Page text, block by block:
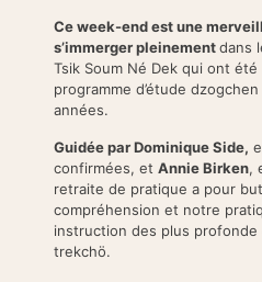
Ce week-end est une
s’immerger pleinementdans
Tsik Soum Né Dek qui ont
programme d’étude
années.
Guidée par Dominique Side,
confirmées, et Annie Birken,
retraite de pratique a pour
compréhension et notre
instruction des plus
trekchö.